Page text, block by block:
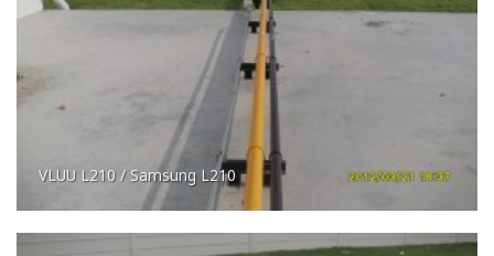
VLUU L210 / Samsung L210